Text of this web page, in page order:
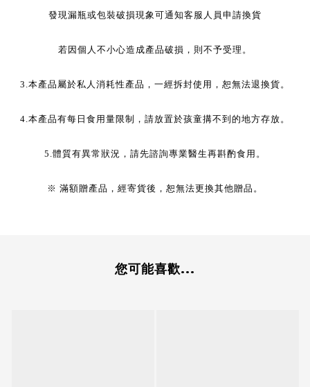
發現漏瓶或包裝破損現象可通知客服人員申請換貨
若因個人不小心造成產品破損，則不予受理。
3.本產品屬於私人消耗性產品，一經拆封使用，恕無法退換貨。
4.本產品有每日食用量限制，請放置於孩童搆不到的地方存放。
5.體質有異常狀況，請先諮詢專業醫生再斟酌食用。
※ 滿額贈產品，經寄貨後，恕無法更換其他贈品。
您可能喜歡...